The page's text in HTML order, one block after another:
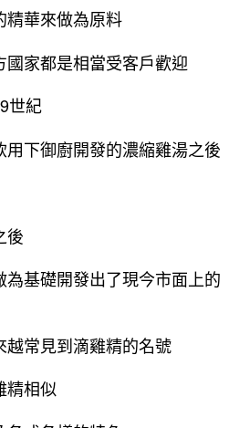
精華來做為原料
家都是相當受客戶歡迎
世紀
下御廚開發的濃縮雞湯之後
後
基礎開發出了現今市面上的
越常見到滴雞精的名號
精相似